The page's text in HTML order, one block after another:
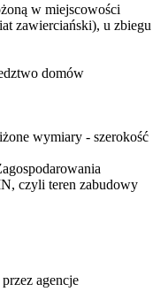
w miejscowości
zawierciański), u zbiegu
domów
wymiary - szerokość
czyli teren zabudowy
agencje